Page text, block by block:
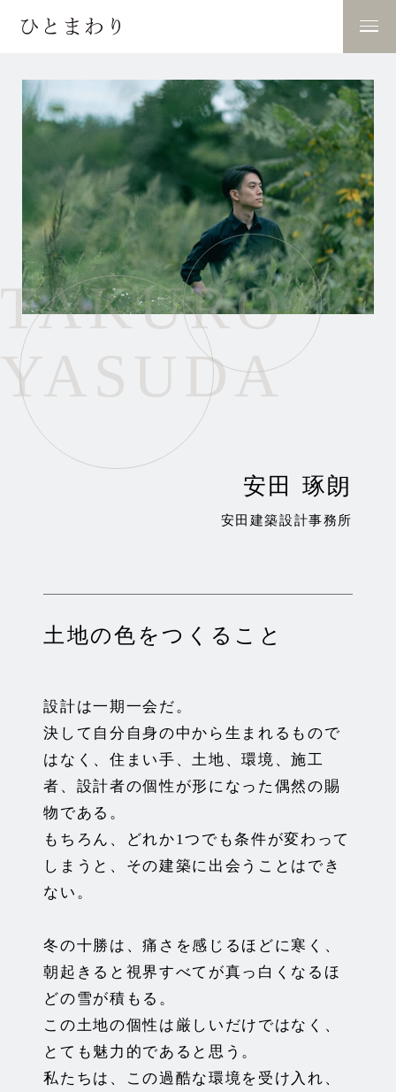
TAKURO
YASUDA
安田 琢朗
安田建築設計事務所
土地の色をつくること
設計は一期一会だ。
決して自分自身の中から生まれるもので
はなく、住まい手、土地、環境、施工
者、設計者の個性が形になった偶然の賜
物である。
もちろん、どれか1つでも条件が変わって
しまうと、その建築に出 会うことはでき
ない。
冬の十勝は、痛さを感じるほどに寒く、
朝起きると視界すべてが真っ白くなるほ
どの雪が積もる。
この土地の個性は厳しいだけではなく、
とても魅力的であると思う 。
私たちは、この過酷な環境を受け入れ、